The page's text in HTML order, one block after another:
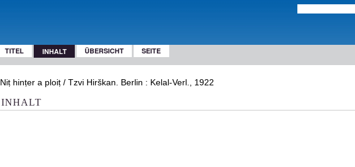
TITEL INHALT ÜBERSICHT SEITE
Niṭ hinṭer a ploiṭ / Tzvi Hirškan. Berlin : Kelal-Verl., 1922
INHALT